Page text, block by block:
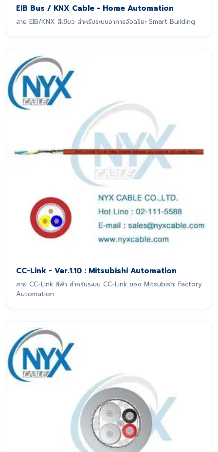
EIB Bus / KNX Cable - Home Automation
สาย EIB/KNX สีเขียว สำหรับระบบอาคารอัจฉริยะ Smart Building
CC-Link - Ver.1.10 : Mitsubishi Automation
สาย CC-Link สีฟ้า สำหรับระบบ CC-Link ของ Mitsubishi Factory
Automation